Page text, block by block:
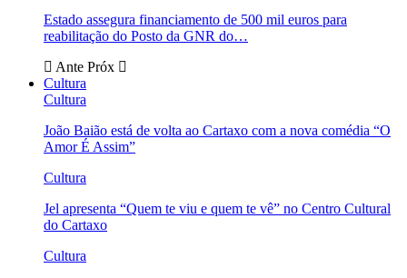
Estado assegura financiamento de 500 mil euros para
reabilitação do Posto da GNR do…
Ante Próx
Cultura
Cultura
João Baião está de volta ao Cartaxo com a nova comédia “O
Amor É Assim”
Cultura
Jel apresenta “Quem te viu e quem te vê” no Centro Cultural
do Cartaxo
Cultura